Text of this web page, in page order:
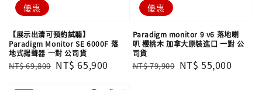
優惠
【展示出清可預約試聽】
Paradigm Monitor SE 6000F 落
地式揚聲器 一對 公司貨
Regular
NT$ 69,800 Sale
NT$ 65,900
優惠
Paradigm monitor 9 v6 落地喇
叭 櫻桃木 加拿大原裝進口 一對 公
司貨
Regular
NT$ 79,900 Sale
NT$ 55,000